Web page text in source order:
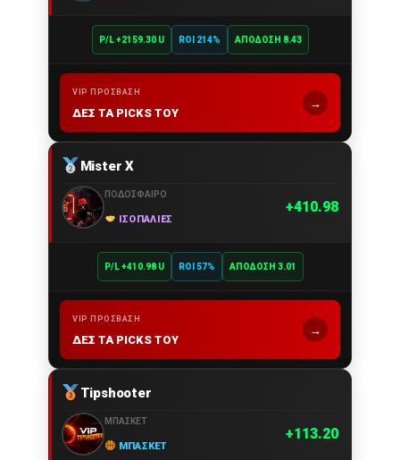
P/L +2159.30 U ROI 214% ΑΠΌΔΟΣΗ 8.43
VIP ΠΡΌΣΒΑΣΗ
ΔΕΣ ΤΑ PICKS ΤΟΥ
→
Mister X
ΠΟΔΌΣΦΑΙΡΟ
ΙΣΟΠΑΛΊΕΣ
410.98
P/L +410.98 U ROI 57% ΑΠΌΔΟΣΗ 3.01
VIP ΠΡΌΣΒΑΣΗ
ΔΕΣ ΤΑ PICKS ΤΟΥ
→
Tipshooter
ΜΠΆΣΚΕΤ
ΜΠΆΣΚΕΤ
113.20